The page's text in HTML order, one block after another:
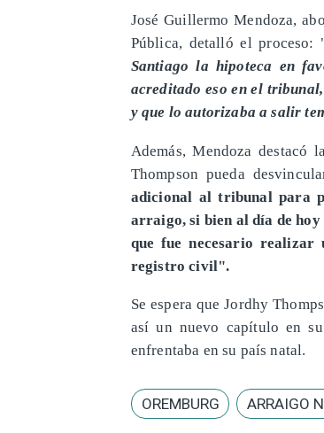
José Guillermo Mendoza,
Pública, detalló el proceso:
Santiago la hipoteca en
acreditado eso en el
y que lo autorizaba a salir
​Además, Mendoza destacó
Thompson pueda
adicional al tribunal para
arraigo, si bien al día de
que fue necesario
registro civil".
Se espera que Jordhy
así un nuevo capítulo en
enfrentaba en su país natal.
OREMBURG ARRAIGO